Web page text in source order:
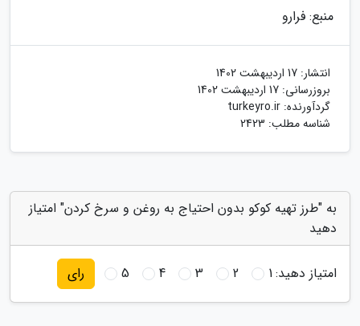
منبع: فرارو
انتشار: 17 اردیبهشت 1402
بروزرسانی: 17 اردیبهشت 1402
گردآورنده: turkeyro.ir
شناسه مطلب: 2423
به "طرز تهیه کوکو بدون احتیاج به روغن و سرخ کردن" امتیاز
دهید
امتیاز دهید:1
2
3
4
5 رای